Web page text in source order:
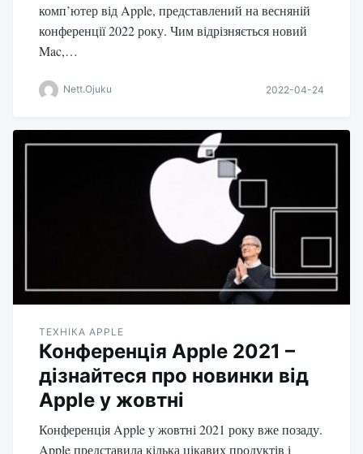
комп’ютер від Apple, представлений на весняній
конференції 2022 року. Чим відрізняється новий
Mac,…
Nett.Ojuku 2022-04-24
ТЕХНІКА APPLE
Конференція Apple 2021 –
дізнайтеся про новинки від
Apple у жовтні
Конференція Apple у жовтні 2021 року вже позаду.
Apple представила кілька цікавих продуктів і